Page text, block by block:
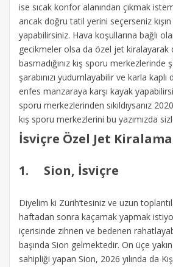
ise sıcak konfor alanından çıkmak
ancak doğru tatil yerini seçerseniz
yapabilirsiniz. Hava koşullarına bağlı
gecikmeler olsa da özel jet kiralayarak
basmadığınız kış sporu merkezlerinde
şarabınızı yudumlayabilir ve karla kaplı
enfes manzaraya karşı kayak
sporu merkezlerinden sıkıldıysanız
kış sporu merkezlerini bu yazımızda
İsviçre Özel Jet Kiralama
1. Sion, İsviçre
Diyelim ki Zürih’tesiniz ve uzun
haftadan sonra kaçamak yapmak
içerisinde zihnen ve bedenen
başında Sion gelmektedir. On üçe
sahipliği yapan Sion, 2026 yılında da